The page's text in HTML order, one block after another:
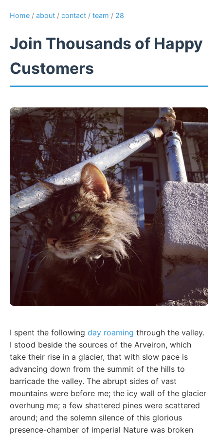
Home / about / contact / team / 28
Join Thousands of Happy
Customers
I spent the following day roaming through the valley.
I stood beside the sources of the Arveiron, which
take their rise in a glacier, that with slow pace is
advancing down from the summit of the hills to
barricade the valley. The abrupt sides of vast
mountains were before me; the icy wall of the glacier
overhung me; a few shattered pines were scattered
around; and the solemn silence of this glorious
presence-chamber of imperial Nature was broken